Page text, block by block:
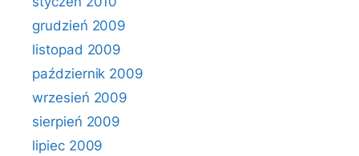
grudzień 2009
listopad 2009
październik 2009
wrzesień 2009
sierpień 2009
lipiec 2009